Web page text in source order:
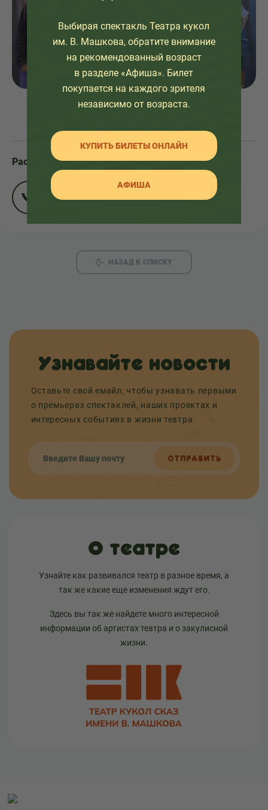
Расскажите друзьям:
НАЗАД К СПИСКУ
Узнавайте новости
Оставьте свой емайл, чтобы узнавать первыми
о премьерах спектаклей, наших проектах и
интересных событиях в жизни театра.
ОТПРАВИТЬ
О театре
Узнайте как развивался театр в разное время, а
так же какие еще изменения ждут его.
Здесь вы так же найдете много интересной
информации об артистах театра и о закулисной
жизни.
Выбирая спектакль Театра кукол
им. В. Машкова, обратите внимание
на рекомендованный возраст
в разделе «Афиша». Билет
покупается на каждого зрителя
независимо от возраста.
КУПИТЬ БИЛЕТЫ ОНЛАЙН
АФИША